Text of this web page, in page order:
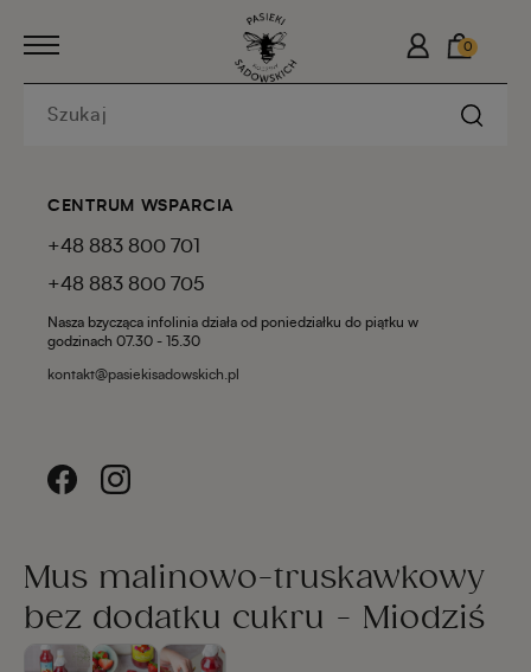
0
CENTRUM WSPARCIA
+48 883 800 701
+48 883 800 705
Nasza bzycząca infolinia działa od poniedziałku do piątku w
godzinach 07.30 - 15.30
kontakt@pasiekisadowskich.pl
Mus malinowo-truskawkowy
bez dodatku cukru - Miodziś